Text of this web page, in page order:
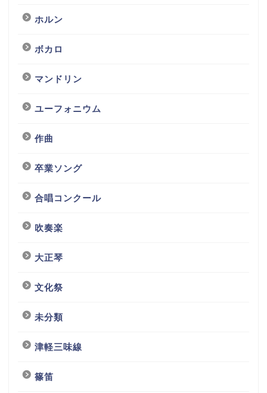
ホルン
ボカロ
マンドリン
ユーフォニウム
作曲
卒業ソング
合唱コンクール
吹奏楽
大正琴
文化祭
未分類
津軽三味線
篠笛